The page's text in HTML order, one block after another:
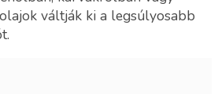
váltják ki a legsúlyosabb